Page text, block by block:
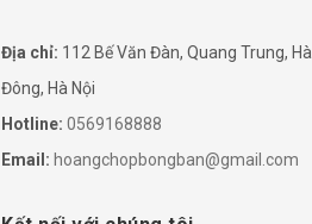
Địa chỉ: 112 Bế Văn Đàn, Quang Trung, Hà
Đông, Hà Nội
Hotline: 0569168888
Email: hoangchopbongban@gmail.com